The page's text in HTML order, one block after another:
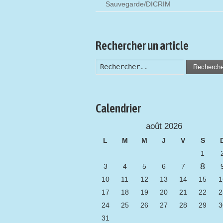
Sauvegarde/DICRIM
Rechercher un article
Calendrier
août 2026
L M M J V S
1
3
4 5 6 7 8
10
11 12 13 14 15
17
18 19 20 21 22
24
25 26 27 28 29
31